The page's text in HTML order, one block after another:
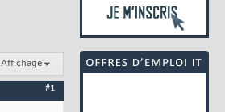
Affichage
#1